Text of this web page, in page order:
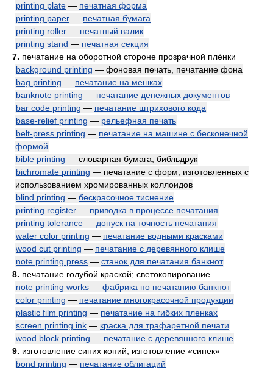
printing plate — печатная форма
printing paper — печатная бумага
printing roller — печатный валик
printing stand — печатная секция
7. печатание на оборотной стороне прозрачной плёнки
background printing — фоновая печать, печатание фона
bag printing — печатание на мешках
banknote printing — печатание денежных документов
bar code printing — печатание штрихового кода
base-relief printing — рельефная печать
belt-press printing — печатание на машине с бесконечной
формой
bible printing — словарная бумага, библьдрук
bichromate printing — печатание с форм, изготовленных с
использованием хромированных коллоидов
blind printing — бескрасочное тиснение
printing register — приводка в процессе печатания
printing tolerance — допуск на точность печатания
water color printing — печатание водными красками
wood cut printing — печатание с деревянного клише
note printing press — станок для печатания банкнот
8. печатание голубой краской; светокопирование
note printing works — фабрика по печатанию банкнот
color printing — печатание многокрасочной продукции
plastic film printing — печатание на гибких пленках
screen printing ink — краска для трафаретной печати
wood block printing — печатание с деревянного клише
9. изготовление синих копий, изготовление «синек»
bond printing — печатание облигаций